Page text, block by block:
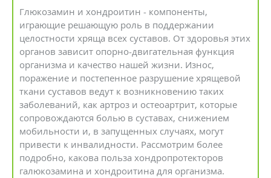
Глюкозамин и хондроитин - компоненты,
играющие решающую роль в поддержании
целостности хряща всех суставов. От здоровья этих
органов зависит опорно-двигательная функция
организма и качество нашей жизни. Износ,
поражение и постепенное разрушение хрящевой
ткани суставов ведут к возникновению таких
заболеваний, как артроз и остеоартрит, которые
сопровождаются болью в суставах, снижением
мобильности и, в запущенных случаях, могут
привести к инвалидности. Рассмотрим более
подробно, какова польза хондропротекторов
галюкозамина и хондроитина для организма.